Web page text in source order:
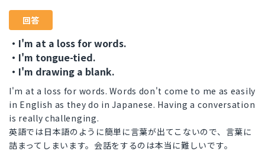
回答
・I'm at a loss for words.
・I'm tongue-tied.
・I'm drawing a blank.
I'm at a loss for words. Words don't come to me as easily
in English as they do in Japanese. Having a conversation
is really challenging.
英語では日本語のように簡単に言葉が出てこないので、言葉に
詰まってしまいます。会話をするのは本当に難しいです。